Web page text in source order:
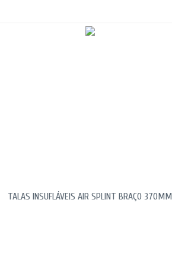
TALAS INSUFLÁVEIS AIR SPLINT BRAÇO 370MM